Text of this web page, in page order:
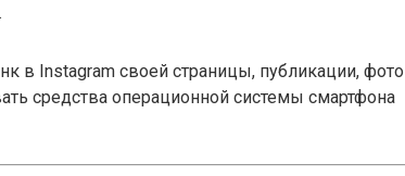
в Instagram своей страницы, публикации, фото
средства операционной системы смартфона